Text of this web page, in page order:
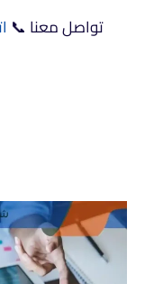
تواصل معنا 📞